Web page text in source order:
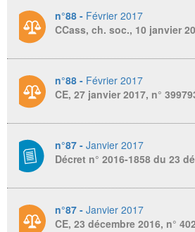
n°88 - Février 2017
CCass, ch. soc., 10 janvier
n°88 - Février 2017
CE, 27 janvier 2017, n°
n°87 - Janvier 2017
Décret n° 2016-1858 du 23
n°87 - Janvier 2017
CE, 23 décembre 2016, n°